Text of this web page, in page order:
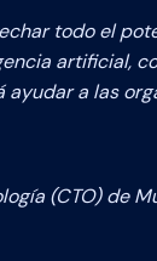
todo el
artificial,
a las
(CTO) de